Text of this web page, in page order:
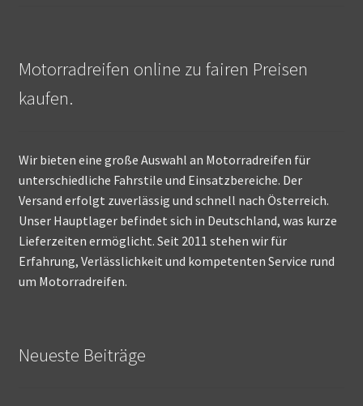
Motorradreifen online zu fairen Preisen
kaufen.
Wir bieten eine große Auswahl an Motorradreifen für
unterschiedliche Fahrstile und Einsatzbereiche. Der
Versand erfolgt zuverlässig und schnell nach Österreich.
Unser Hauptlager befindet sich in Deutschland, was kurze
Lieferzeiten ermöglicht. Seit 2011 stehen wir für
Erfahrung, Verlässlichkeit und kompetenten Service rund
um Motorradreifen.
Neueste Beiträge